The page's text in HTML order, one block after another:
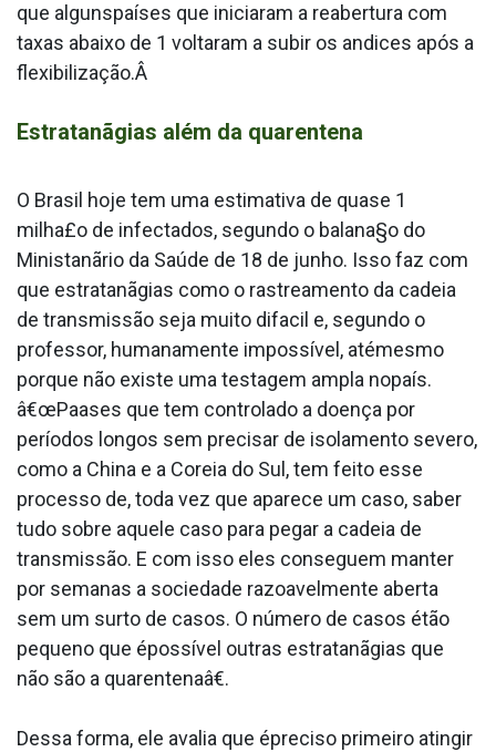
que algunspaíses que iniciaram a reabertura com
taxas abaixo de 1 voltaram a subir os a­ndices após a
flexibilização.Â
Estratanãgias além da quarentena
O Brasil hoje tem uma estimativa de quase 1
milha£o de infectados, segundo o balana§o do
Ministanãrio da Saúde de 18 de junho. Isso faz com
que estratanãgias como o rastreamento da cadeia
de transmissão seja muito difa­cil e, segundo o
professor, humanamente impossí­vel, atémesmo
porque não existe uma testagem ampla nopaís.
â€œPaa­ses que tem controlado a doença por
períodos longos sem precisar de isolamento severo,
como a China e a Coreia do Sul, tem feito esse
processo de, toda vez que aparece um caso, saber
tudo sobre aquele caso para pegar a cadeia de
transmissão. E com isso eles conseguem manter
por semanas a sociedade razoavelmente aberta
sem um surto de casos. O número de casos étão
pequeno que épossí­vel outras estratanãgias que
não são a quarentenaâ€.
Dessa forma, ele avalia que épreciso primeiro atingir